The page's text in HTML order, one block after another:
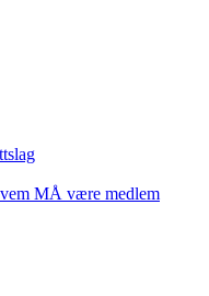
MÅ være medlem